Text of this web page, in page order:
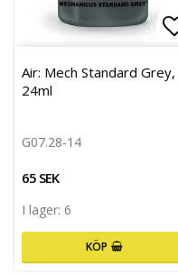
Air: Mech Standard Grey,
24ml
G07.28-14
65 SEK
I lager: 6
KÖP